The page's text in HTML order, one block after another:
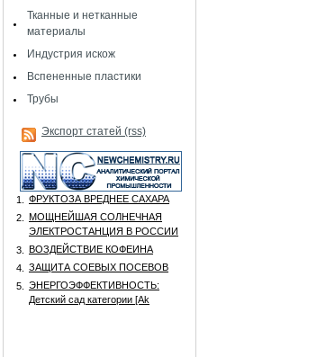
Тканные и нетканные
материалы
Индустрия искож
Вспененные пластики
Трубы
Экспорт статей (rss)
1.
ФРУКТОЗА ВРЕДНЕЕ САХАРА
2.
МОЩНЕЙШАЯ СОЛНЕЧНАЯ
ЭЛЕКТРОСТАНЦИЯ В РОССИИ
3.
ВОЗДЕЙСТВИЕ КОФЕИНА
4.
ЗАЩИТА СОЕВЫХ ПОСЕВОВ
5.
ЭНЕРГОЭФФЕКТИВНОСТЬ:
Детский сад категории [Аk